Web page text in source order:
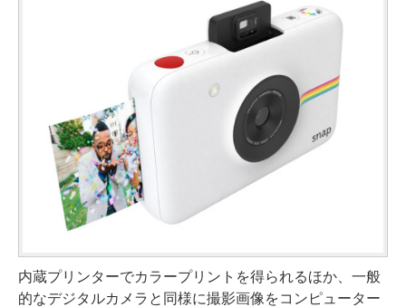
内蔵プリンターでカラープリントを得られるほか、一般
的なデジタルカメラと同様に撮影画像をコンピューター